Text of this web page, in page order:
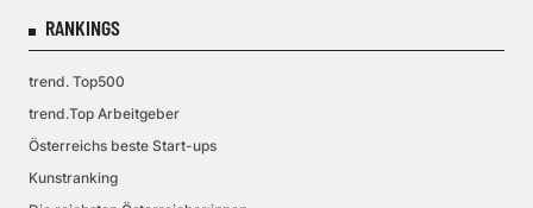
RANKINGS
trend. Top500
trend.Top Arbeitgeber
Österreichs beste Start-ups
Kunstranking